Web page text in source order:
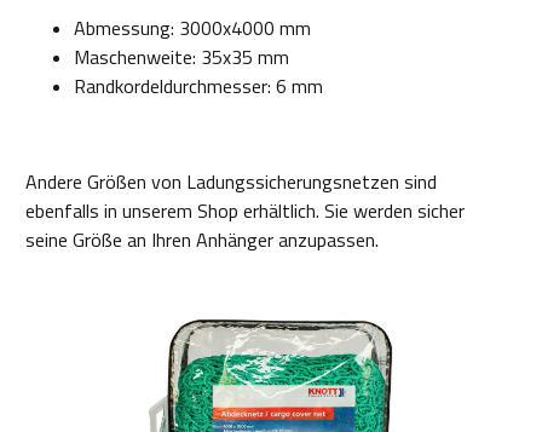
Abmessung: 3000x4000 mm
Maschenweite: 35x35 mm
Randkordeldurchmesser: 6 mm
Andere Größen von Ladungssicherungsnetzen sind
ebenfalls in unserem Shop erhältlich. Sie werden sicher
seine Größe an Ihren Anhänger anzupassen.